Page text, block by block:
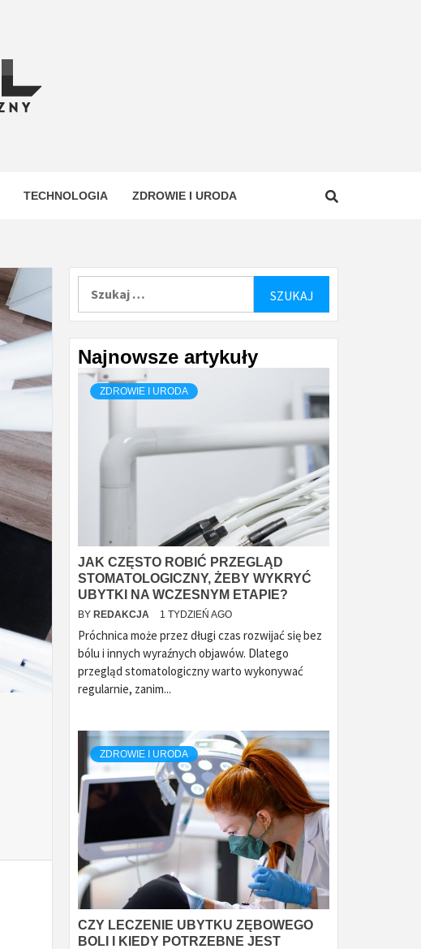
TECHNOLOGIA ZDROWIE I URODA
Najnowsze artykuły
ZDROWIE I URODA
JAK CZĘSTO ROBIĆ PRZEGLĄD
STOMATOLOGICZNY, ŻEBY WYKRYĆ
UBYTKI NA WCZESNYM ETAPIE?
BY REDAKCJA 1 TYDZIEŃ AGO
Próchnica może przez długi czas rozwijać się bez
bólu i innych wyraźnych objawów. Dlatego
przegląd stomatologiczny warto wykonywać
regularnie, zanim...
ZDROWIE I URODA
CZY LECZENIE UBYTKU ZĘBOWEGO
BOLI I KIEDY POTRZEBNE JEST